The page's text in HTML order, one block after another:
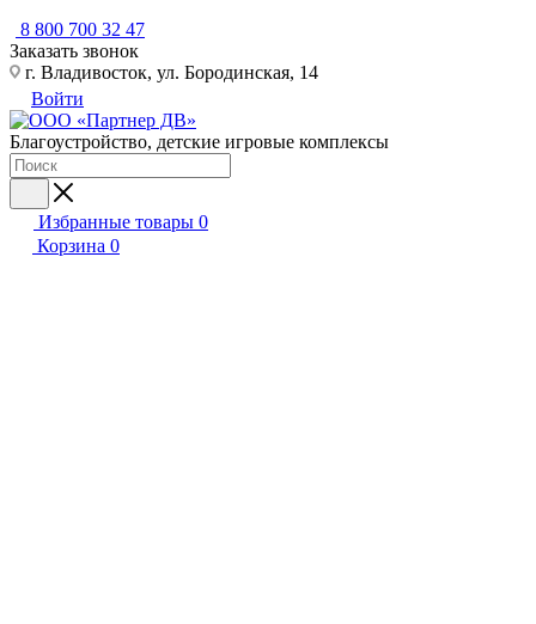
8 800 700 32 47
Заказать звонок
г. Владивосток, ул. Бородинская, 14
Войти
Благоустройство, детские игровые комплексы
Избранные товары 0
Корзина 0